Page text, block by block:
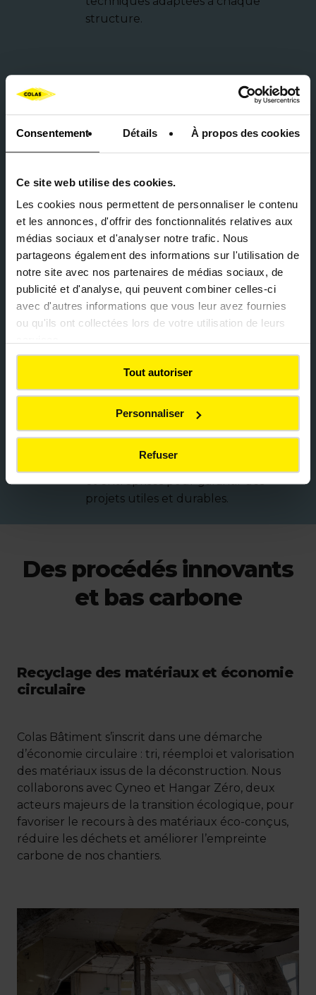
Consentement Détails À propos des cookies
Ce site web utilise des cookies.
Les cookies nous permettent de personnaliser le contenu
et les annonces, d'offrir des fonctionnalités relatives aux
médias sociaux et d'analyser notre trafic. Nous
partageons également des informations sur l'utilisation de
notre site avec nos partenaires de médias sociaux, de
publicité et d'analyse, qui peuvent combiner celles-ci
avec d'autres informations que vous leur avez fournies
ou qu'ils ont collectées lors de votre utilisation de leurs
Tout autoriser
Personnaliser
Refuser
structure.
Engagement durable
pratiques bas carbone, le recyclage
des matériaux et la valorisation des
Approche intégrée
Du diagnostic à la remise en service,
nous gérons l’ensemble du cycle de
vie du bâtiment avec nos partenaires
du groupe Colas.
Co-construction avec nos
clients
avec maîtres d’ouvrage, collectivités
et entreprises pour garantir des
projets utiles et durables.
Des procédés innovants
et bas carbone
Recyclage des matériaux et économie
circulaire
Colas Bâtiment s’inscrit dans une démarche
d’économie circulaire : tri, réemploi et valorisation
des matériaux issus de la déconstruction. Nous
collaborons avec Cyneo et Hangar Zéro, deux
acteurs majeurs de la transition écologique, pour
favoriser le recours à des matériaux éco-conçus,
réduire les déchets et améliorer l’empreinte
carbone de nos chantiers.